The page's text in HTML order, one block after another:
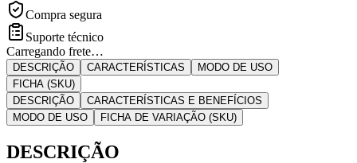
Compra segura
Suporte técnico
Carregando frete…
DESCRIÇÃO CARACTERÍSTICAS
MODO DE USO
FICHA (SKU)
DESCRIÇÃO
CARACTERÍSTICAS E BENEFÍCIOS
MODO DE USO
FICHA DE VARIAÇÃO (SKU)
DESCRIÇÃO